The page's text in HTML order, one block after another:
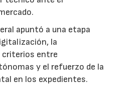
apuntó a una etapa
la
criterios entre
y el refuerzo de la
en los expedientes.